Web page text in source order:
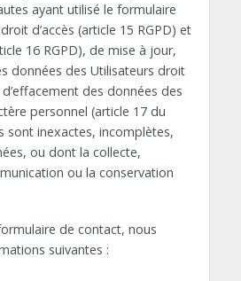
ayant utilisé le formulaire
d’accès (article 15 RGPD) et
16 RGPD), de mise à jour,
données des Utilisateurs droit
des données des
personnel (article 17 du
sont inexactes, incomplètes,
ou dont la collecte,
ou la conservation
de contact, nous
suivantes :